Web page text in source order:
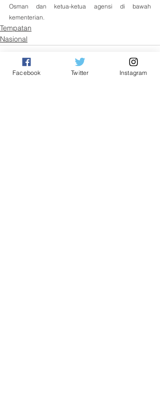
Osman dan ketua-ketua agensi di bawah
kementerian.
Tempatan
Nasional
Facebook Twitter Instagram